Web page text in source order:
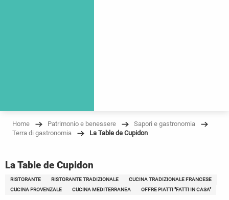
Home Patrimonio e benessere
Sapori e gastronomia
Terra di gastronomia
La Table de Cupidon
La Table de Cupidon
RISTORANTE RISTORANTE TRADIZIONALE
CUCINA TRADIZIONALE FRANCESE
CUCINA PROVENZALE
CUCINA MEDITERRANEA OFFRE PIATTI "FATTI IN CASA"